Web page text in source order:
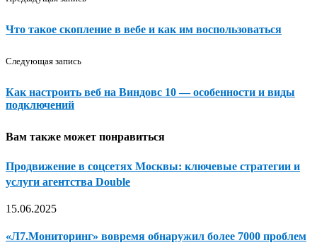
Что такое скопление в вебе и как им воспользоваться
Следующая запись
Как настроить веб на Виндовс 10 — особенности и виды
подключений
Вам также может понравиться
Продвижение в соцсетях Москвы: ключевые стратегии и
услуги агентства Double
15.06.2025
«Л7.Мониторинг» вовремя обнаружил более 7000 проблем